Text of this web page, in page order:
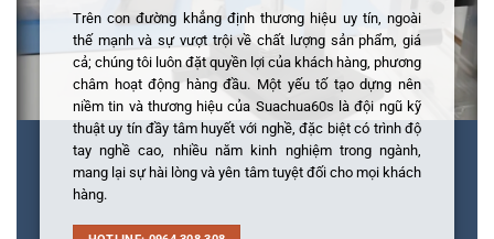
Trên con đường khẳng định thương hiệu uy tín, ngoài
thế mạnh và sự vượt trội về chất lượng sản phẩm, giá
cả; chúng tôi luôn đặt quyền lợi của khách hàng, phương
châm hoạt động hàng đầu. Một yếu tố tạo dựng nên
niềm tin và thương hiệu của Suachua60s là đội ngũ kỹ
thuật uy tín đầy tâm huyết với nghề, đặc biệt có trình độ
tay nghề cao, nhiều năm kinh nghiệm trong ngành,
mang lại sự hài lòng và yên tâm tuyệt đối cho mọi khách
hàng.